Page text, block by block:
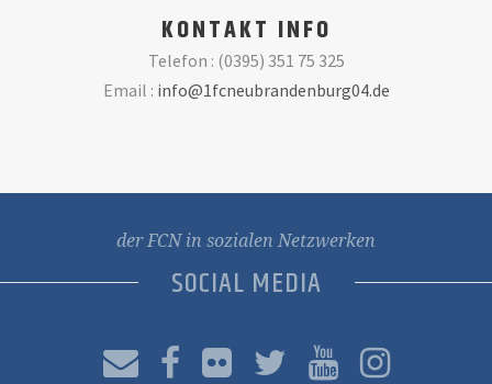
KONTAKT INFO
Telefon : (0395) 351 75 325
Email : info@1fcneubrandenburg04.de
der FCN in sozialen Netzwerken
SOCIAL MEDIA